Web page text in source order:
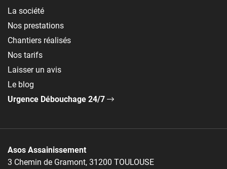
La société
Nos prestations
Chantiers réalisés
Nos tarifs
Laisser un avis
Le blog
Urgence Débouchage 24/7
Asos Assainissement
3 Chemin de Gramont, 31200 TOULOUSE